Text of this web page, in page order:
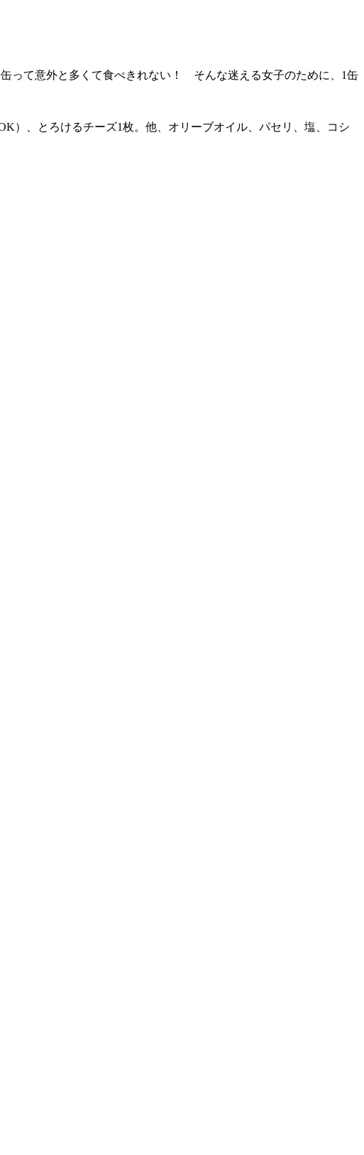
って意外と多くて食べきれない！ そんな迷える女子のために、1缶
）、とろけるチーズ1枚。他、オリーブオイル、パセリ、塩、コシ